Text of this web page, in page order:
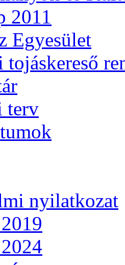
2011
Egyesület
tojáskereső
terv
nyilatkozat